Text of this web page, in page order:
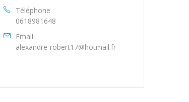
Téléphone
0618981648
Email
alexandre-robert17@hotmail.fr